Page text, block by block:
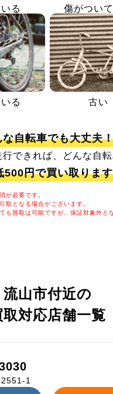
る 傷がつい
る 古い
な自転車でも大丈夫
行できれば、どんな自転
500円で買い取ります
が必要です。
取となる場合がございます。
も買取は可能ですが、保証対象外と
流山市付近の
取対応店舗一覧
2551-1